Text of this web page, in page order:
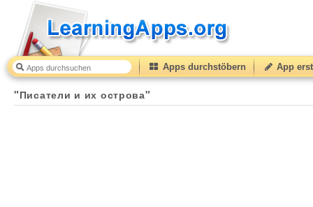
Apps durchstöbern App
"Писатели и их острова"